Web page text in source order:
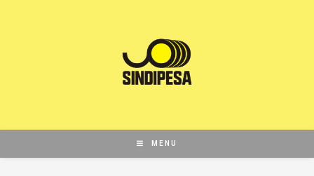
MENU